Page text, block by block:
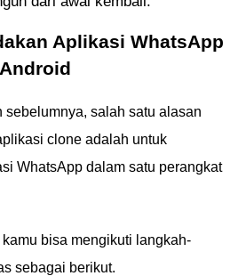
Aplikasi WhatsApp
sebelumnya, salah satu alasan
clone adalah untuk
WhatsApp dalam satu perangkat
bisa mengikuti langkah-
sebagai berikut.